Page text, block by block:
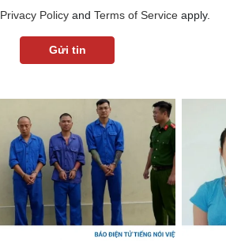
Privacy Policy and Terms of Service apply.
Gửi tin